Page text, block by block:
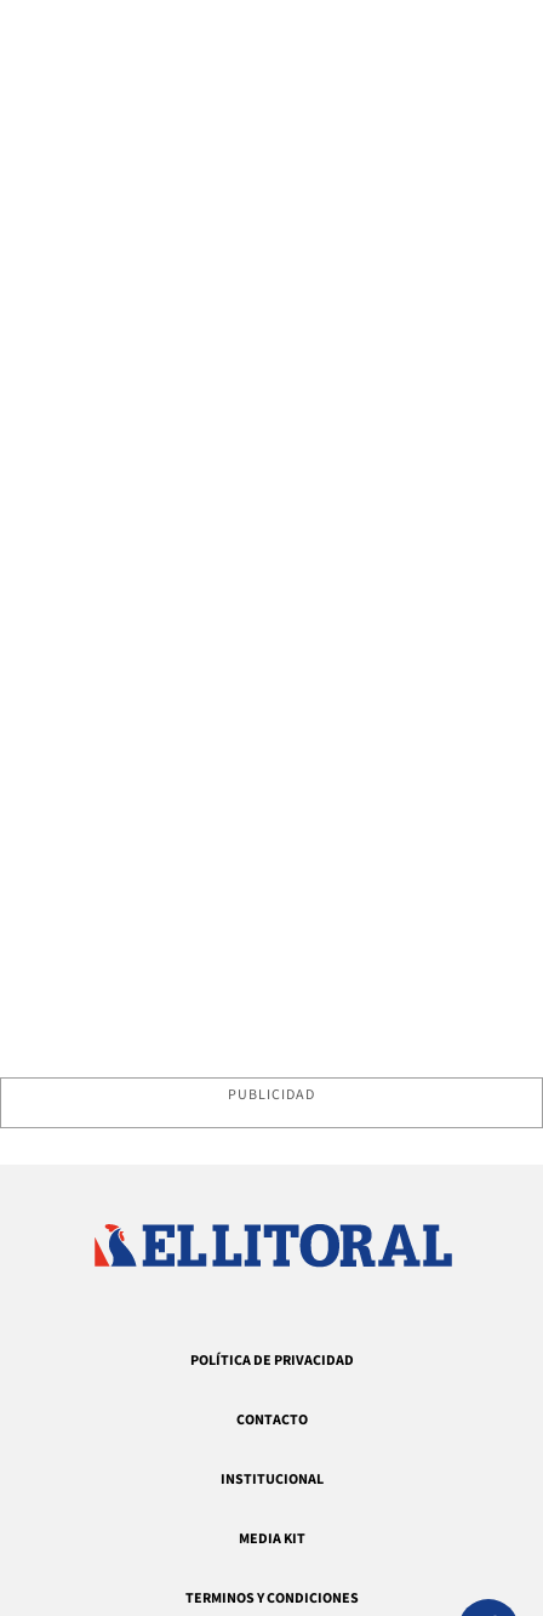
PUBLICIDAD
POLÍTICA DE PRIVACIDAD
CONTACTO
INSTITUCIONAL
MEDIA KIT
TERMINOS Y CONDICIONES